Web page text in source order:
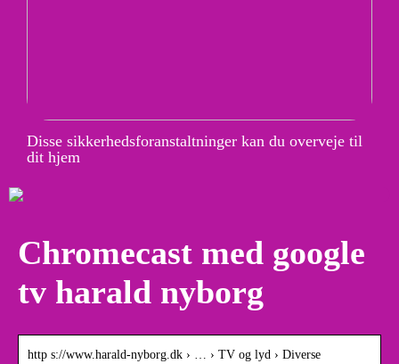
Disse sikkerhedsforanstaltninger kan du overveje til
dit hjem
Chromecast med google
tv harald nyborg
http s://www.harald-nyborg.dk › … › TV og lyd › Diverse